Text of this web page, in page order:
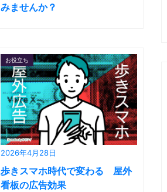
みませんか？
2026年4月28日
お役立ち
歩きスマホ時代で変わる 屋外
看板の広告効果